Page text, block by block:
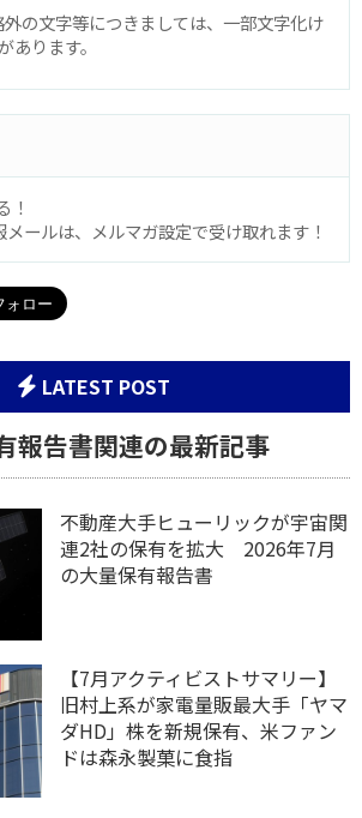
の文字等につきましては、一部文字化け
あります。
！
ールは、メルマガ設定で受け取れます！
LATEST POST
報告書関連の最新記事
不動産大手ヒューリックが宇宙関
連2社の保有を拡大 2026年7月
の大量保有報告書
【7月アクティビストサマリー】
旧村上系が家電量販最大手「ヤマ
ダHD」株を新規保有、米ファン
ドは森永製菓に食指